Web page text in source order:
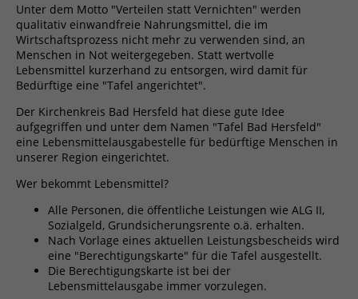
Unter dem Motto "Verteilen statt Vernichten" werden
qualitativ einwandfreie Nahrungsmittel, die im
Wirtschaftsprozess nicht mehr zu verwenden sind, an
Menschen in Not weitergegeben. Statt wertvolle
Lebensmittel kurzerhand zu entsorgen, wird damit für
Bedürftige eine "Tafel angerichtet".
Der Kirchenkreis Bad Hersfeld hat diese gute Idee
aufgegriffen und unter dem Namen "Tafel Bad Hersfeld"
eine Lebensmittelausgabestelle für bedürftige Menschen in
unserer Region eingerichtet.
Wer bekommt Lebensmittel?
Alle Personen, die öffentliche Leistungen wie ALG II,
Sozialgeld, Grundsicherungsrente o.ä. erhalten.
Nach Vorlage eines aktuellen Leistungsbescheids wird
eine "Berechtigungskarte" für die Tafel ausgestellt.
Die Berechtigungskarte ist bei der
Lebensmittelausgabe immer vorzulegen.